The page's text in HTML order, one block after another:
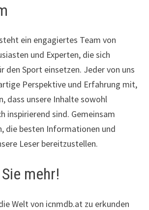
ein engagiertes Team von
und Experten, die sich
den Sport einsetzen. Jeder von uns
Perspektive und Erfahrung mit,
dass unsere Inhalte sowohl
inspirierend sind. Gemeinsam
die besten Informationen und
Leser bereitzustellen.
mehr!
Welt von icnmdb.at zu erkunden